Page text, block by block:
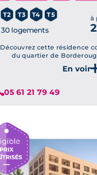
Je découvre ce
T2 T3 T4 T5
30 logements
à
Découvrez cette résidence
du quartier de
appartements du T2 au T5,
trimestre 2025. Un bien
05 61 21 79 49